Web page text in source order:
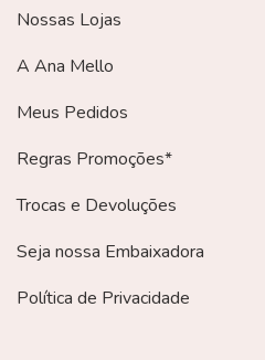
Nossas Lojas
A Ana Mello
Meus Pedidos
Regras Promoções*
Trocas e Devoluções
Seja nossa Embaixadora
Política de Privacidade